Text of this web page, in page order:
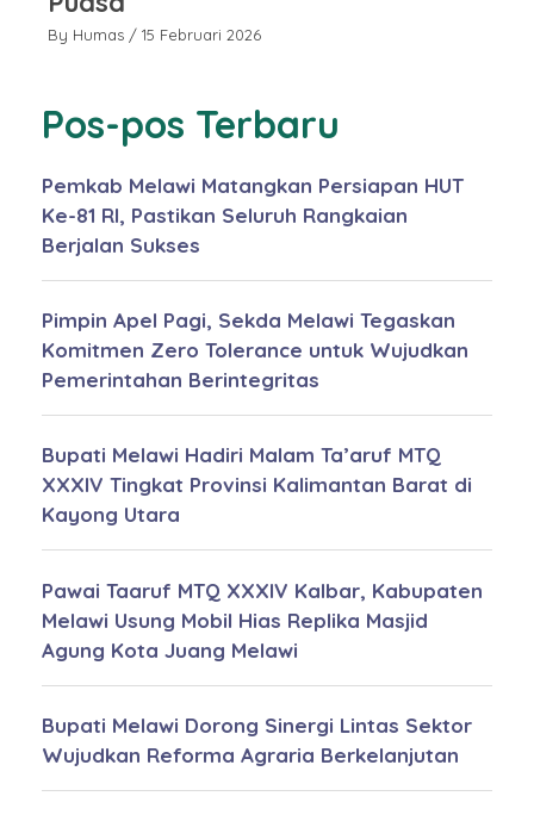
By Humas / 15 Februari 2026
Pos-pos Terbaru
Pemkab Melawi Matangkan Persiapan HUT
Ke-81 RI, Pastikan Seluruh Rangkaian
Berjalan Sukses
Pimpin Apel Pagi, Sekda Melawi Tegaskan
Komitmen Zero Tolerance untuk Wujudkan
Pemerintahan Berintegritas
Bupati Melawi Hadiri Malam Ta’aruf MTQ
XXXIV Tingkat Provinsi Kalimantan Barat di
Kayong Utara
Pawai Taaruf MTQ XXXIV Kalbar, Kabupaten
Melawi Usung Mobil Hias Replika Masjid
Agung Kota Juang Melawi
Bupati Melawi Dorong Sinergi Lintas Sektor
Wujudkan Reforma Agraria Berkelanjutan